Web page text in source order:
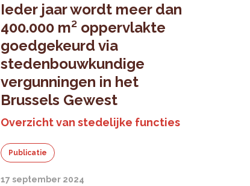
Ieder jaar wordt meer dan
400.000 m² oppervlakte
goedgekeurd via
stedenbouwkundige
vergunningen in het
Brussels Gewest
Overzicht van stedelijke functies
Publicatie
17 september 2024